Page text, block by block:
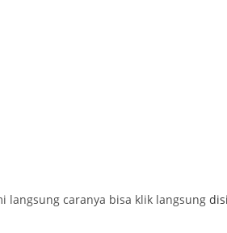
langsung caranya bisa klik langsung